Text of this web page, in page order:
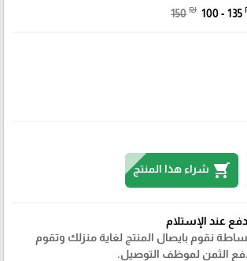
150 ₪ 100 - 135
shopping_cart شراء هذا المنتج
عند الإستلام
نقوم بايصال المنتج لغاية منزلك وتقوم
الثمن لموظف التوصيل.